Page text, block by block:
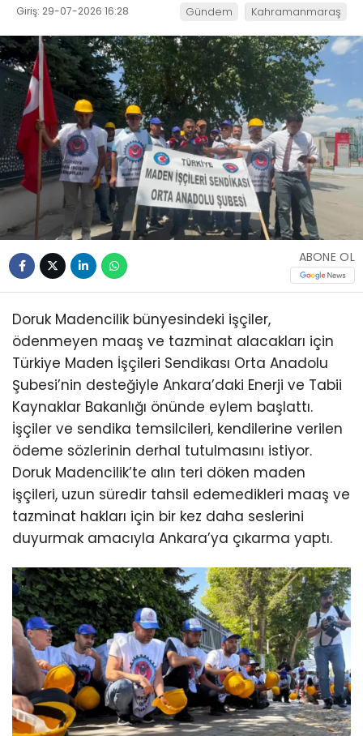
Giriş: 29-07-2026 16:28 Gündem Kahramanmaraş
ABONE OL
Doruk Madencilik bünyesindeki işçiler,
ödenmeyen maaş ve tazminat alacakları için
Türkiye Maden İşçileri Sendikası Orta Anadolu
Şubesi’nin desteğiyle Ankara’daki Enerji ve Tabii
Kaynaklar Bakanlığı önünde eylem başlattı.
İşçiler ve sendika temsilcileri, kendilerine verilen
ödeme sözlerinin derhal tutulmasını istiyor.
Doruk Madencilik’te alın teri döken maden
işçileri, uzun süredir tahsil edemedikleri maaş ve
tazminat hakları için bir kez daha seslerini
duyurmak amacıyla Ankara’ya çıkarma yaptı.